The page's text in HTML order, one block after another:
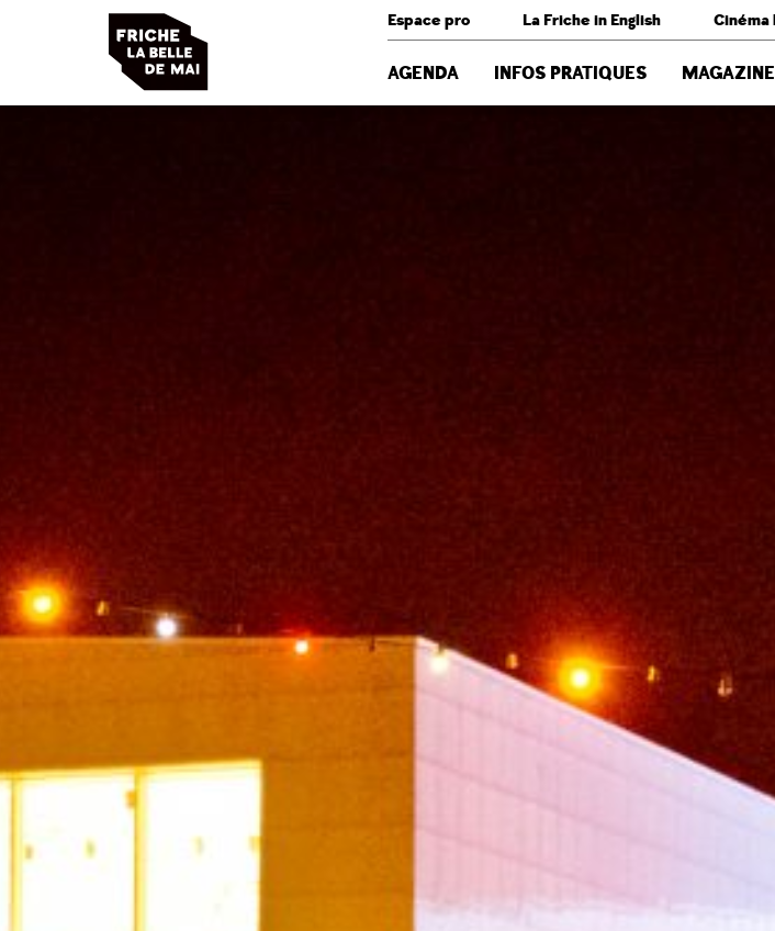
Espace pro La Friche in English Cinéma
AGENDA INFOS PRATIQUES MAGAZINE
Panneau de gestion des cookies